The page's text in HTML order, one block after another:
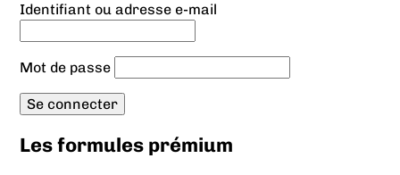
Identifiant ou adresse e-mail
Mot de passe
Les formules prémium